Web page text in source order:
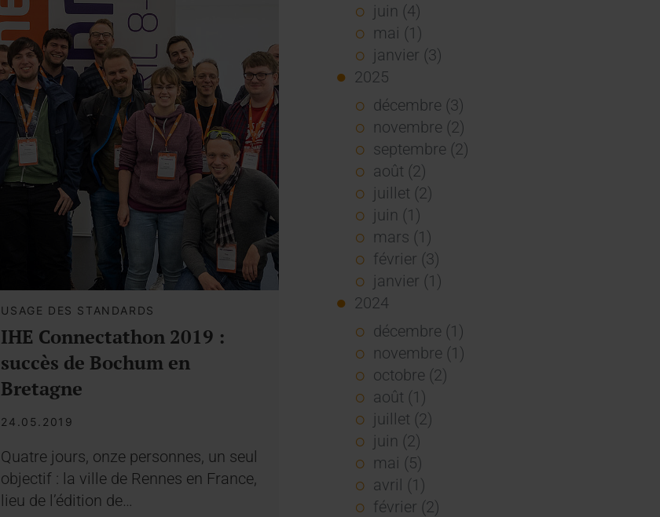
USAGE DES STANDARDS
IHE Connectathon 2019 :
succès de Bochum en
Bretagne
24.05.2019
Quatre jours, onze personnes, un seul
objectif : la ville de Rennes en France,
lieu de l’édition de…
juin (4)
mai (1)
janvier (3)
2025
décembre (3)
novembre (2)
septembre (2)
août (2)
juillet (2)
juin (1)
mars (1)
février (3)
janvier (1)
2024
décembre (1)
novembre (1)
octobre (2)
août (1)
juillet (2)
juin (2)
mai (5)
avril (1)
février (2)